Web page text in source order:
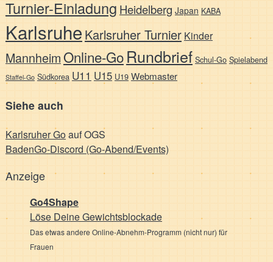
Turnier-Einladung Heidelberg Japan KABA
Karlsruhe Karlsruher TurnierKinder
MannheimOnline-GoRundbrief Schul-Go Spielabend
Staffel-Go Südkorea U11 U15 U19 Webmaster
Siehe auch
Karlsruher Go auf OGS
BadenGo-Discord (Go-Abend/Events)
Anzeige
Go4Shape
Löse Deine Gewichts­blockade
Das etwas andere Online-Abnehm-Programm (nicht nur) für
Frauen